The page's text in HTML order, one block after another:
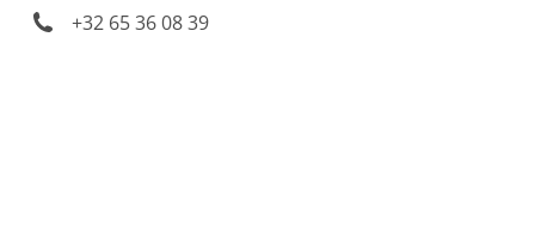
+32 65 36 08 39